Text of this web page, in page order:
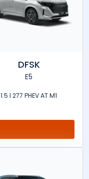
DFSK
E5
1.5 l 277 PHEV AT M1